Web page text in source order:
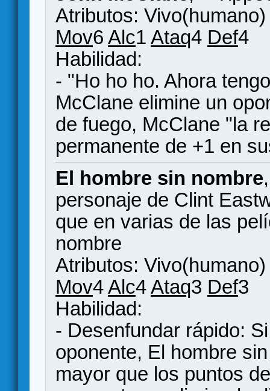
Atributos: Vivo(humano)
Mov6 Alc1 Ataq4 Def4
Habilidad:
- "Ho ho ho. Ahora
McClane elimine un
de fuego, McClane "la
permanente de +1 en
El hombre sin nombre
personaje de Clint
que en varias de las
nombre
Atributos: Vivo(humano)
Mov4Alc4Ataq3 Def3
Habilidad:
- Desenfundar rápido:
oponente, El hombre
mayor que los puntos